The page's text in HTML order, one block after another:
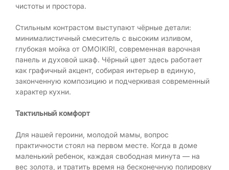
чистоты и простора.
Стильным контрастом выступают чёрные детали:
минималистичный смеситель с высоким изливом,
глубокая мойка от OMOIKIRI, современная варочная
панель и духовой шкаф. Чёрный цвет здесь работает
как графичный акцент, собирая интерьер в единую,
законченную композицию и подчеркивая современный
характер кухни.
Тактильный комфорт
Для нашей героини, молодой мамы, вопрос
практичности стоял на первом месте. Когда в доме
маленький ребенок, каждая свободная минута — на
вес золота, и тратить время на бесконечную полировку